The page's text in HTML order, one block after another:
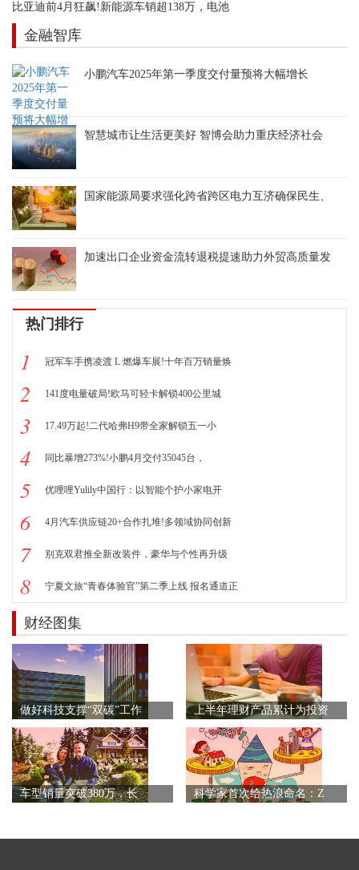
比亚迪前4月狂飙!新能源车销超138万，电池
金融智库
小鹏汽车2025年第一季度交付量预将大幅增长
智慧城市让生活更美好 智博会助力重庆经济社会
国家能源局要求强化跨省跨区电力互济确保民生、
加速出口企业资金流转退税提速助力外贸高质量发
热门排行
1 冠军车手携凌渡 L 燃爆车展!十年百万销量焕
2 141度电量破局!欧马可轻卡解锁400公里城
3 17.49万起!二代哈弗H9带全家解锁五一小
4 同比暴增273%!小鹏4月交付35045台，
5 优哩哩Yulily中国行：以智能个护小家电开
6 4月汽车供应链20+合作扎堆!多领域协同创新
7 别克双君推全新改装件，豪华与个性再升级
8 宁夏文旅“青春体验官”第二季上线 报名通道正
财经图集
做好科技支撑“双碳”工作 上半年理财产品累计为投资
车型销量突破380万，长 科学家首次给热浪命名：Z